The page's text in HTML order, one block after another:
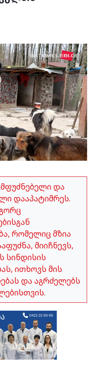
და
დააპატიმრეს.
რომელიც მზია
მიიჩნევს,
სინდისის
ითხოვს მის
და აგრძელებს